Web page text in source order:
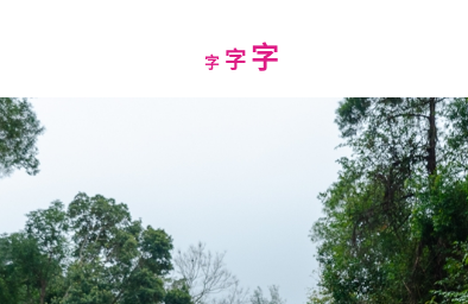
字Decrease
字Reset
字Increase
size.